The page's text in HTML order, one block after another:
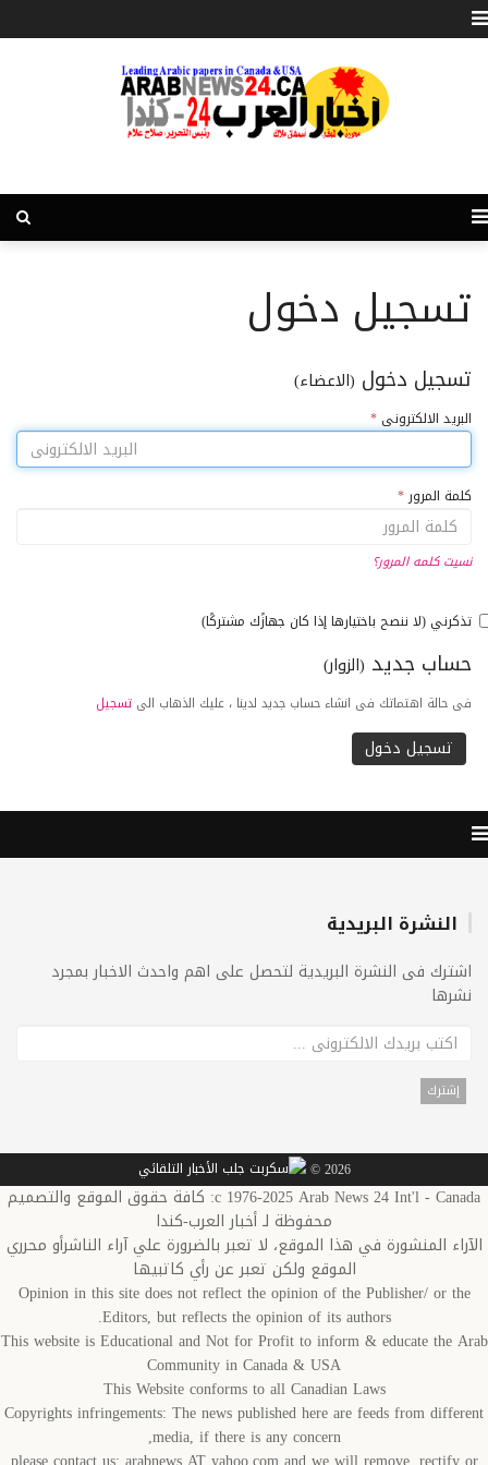
تسجيل دخول
تسجيل دخول (الاعضاء)
البريد الالكترونى *
كلمة المرور *
نسيت كلمه المرور؟
تذكرني (لا ننصح باختيارها إذا كان جهازًك مشتركًا)
حساب جديد (الزوار)
فى حالة اهتماتك فى انشاء حساب جديد لدينا ، عليك الذهاب الى تسجيل
النشرة البريدية
اشترك فى النشرة البريدية لتحصل على اهم واحدث الاخبار بمجرد
نشرها
2026 ©
c 1976-2025 Arab News 24 Int'l - Canada: كافة حقوق الموقع والتصميم
محفوظة لـ أخبار العرب-كندا
الآراء المنشورة في هذا الموقع، لا تعبر بالضرورة علي آراء الناشرأو محرري
الموقع ولكن تعبر عن رأي كاتبيها
Opinion in this site does not reflect the opinion of the Publisher/ or the
Editors, but reflects the opinion of its authors.
This website is Educational and Not for Profit to inform & educate the Arab
Community in Canada & USA
This Website conforms to all Canadian Laws
Copyrights infringements: The news published here are feeds from different
media, if there is any concern,